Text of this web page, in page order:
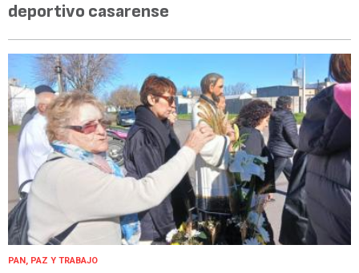
deportivo casarense
PAN, PAZ Y TRABAJO